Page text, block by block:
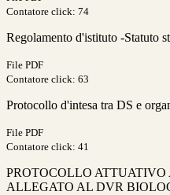
Contatore click: 74
Regolamento d'istituto -Statuto
File PDF
Contatore click: 63
Protocollo d'intesa tra DS e
File PDF
Contatore click: 41
PROTOCOLLO
ALLEGATO AL DVR